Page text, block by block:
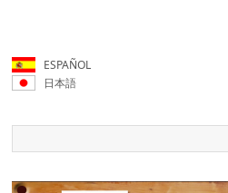
ESPAÑOL
日本語